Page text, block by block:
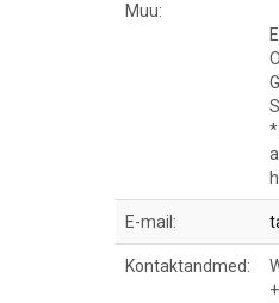
Muu:
*
E-mail:
Kontaktandmed: